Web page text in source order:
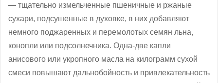
— тщательно измельченные пшеничные и ржаные
сухари, подсушенные в духовке, в них добавляют
немного поджаренных и перемолотых семян льна,
конопли или подсолнечника. Одна-две капли
анисового или укропного масла на килограмм сухой
смеси повышают дальнобойность и привлекательность